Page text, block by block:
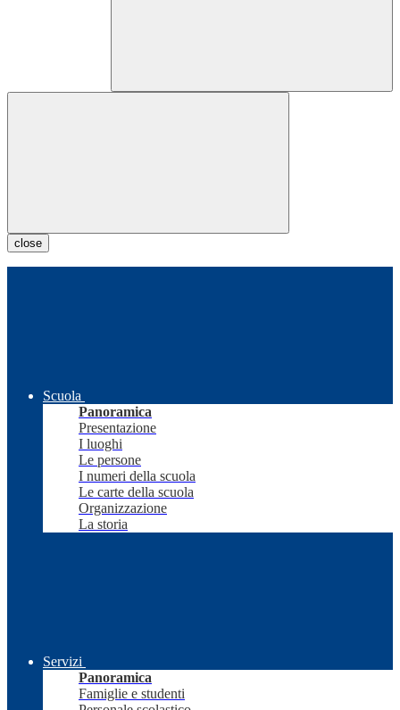
close
Scuola
Panoramica
Presentazione
I luoghi
Le persone
I numeri della scuola
Le carte della scuola
Organizzazione
La storia
Servizi
Panoramica
Famiglie e studenti